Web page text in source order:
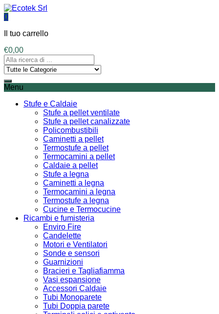
0
Il tuo carrello
€0,00
Menu
Stufe e Caldaie
Stufe a pellet ventilate
Stufe a pellet canalizzate
Policombustibili
Caminetti a pellet
Termostufe a pellet
Termocamini a pellet
Caldaie a pellet
Stufe a legna
Caminetti a legna
Termocamini a legna
Termostufe a legna
Cucine e Termocucine
Ricambi e fumisteria
Enviro Fire
Candelette
Motori e Ventilatori
Sonde e sensori
Guarnizioni
Bracieri e Tagliafiamma
Vasi espansione
Accessori Caldaie
Tubi Monoparete
Tubi Doppia parete